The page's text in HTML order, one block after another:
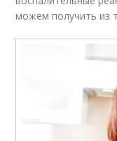
можем получить из